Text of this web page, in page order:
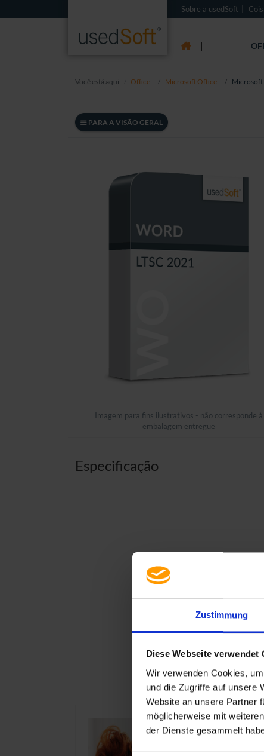
Zustimmung
Diese Webseite verwendet
Wir verwenden Cookies,
und die Zugriffe auf unsere
Website an unsere Partner
möglicherweise mit
der Dienste gesammelt
Sobre a usedSoft
|
Você está aqui: Office Microsoft Office Microsoft
PARA A VISÃO GERAL
Imagem para fins ilustrativos - não corresponde à
embalagem entregue
Especificação